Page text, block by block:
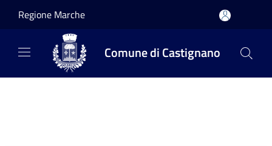
Regione Marche
Comune di Castignano